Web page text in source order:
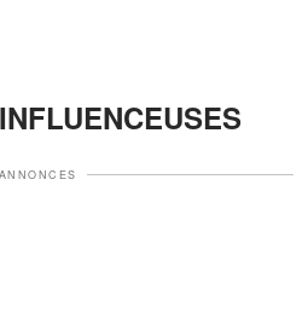
ANNONCES